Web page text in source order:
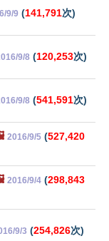
9/9 (141,791次)
9/8 (120,253次)
9/8 (541,591次)
2016/9/5 (527,420
2016/9/4 (298,843
9/3 (254,826次)